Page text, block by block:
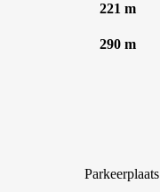
221 m
290 m
Parkeerplaats